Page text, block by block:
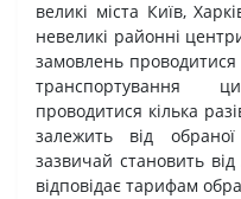
великі міста Київ,
невеликі районні
замовлень
транспортування
проводитися кілька
залежить від
зазвичай становить
відповідає тарифам